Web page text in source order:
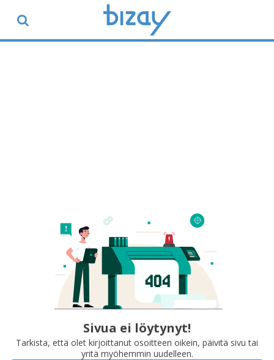
Sivua ei löytynyt!
Tarkista, että olet kirjoittanut osoitteen oikein, päivitä sivu tai
yritä myöhemmin uudelleen.